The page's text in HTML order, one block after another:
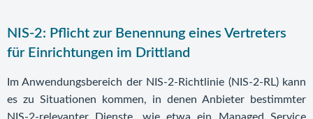
NIS-2: Pflicht zur Benennung eines Vertreters
für Einrichtungen im Drittland
Im Anwendungsbereich der NIS-2-Richtlinie (NIS-2-RL) kann
es zu Situationen kommen, in denen Anbieter bestimmter